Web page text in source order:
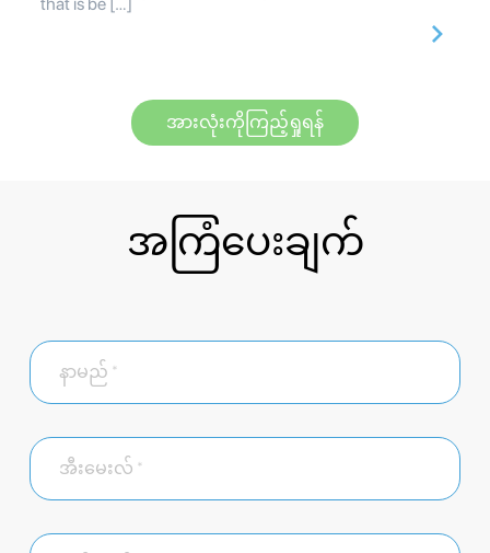
အားလုံးကိုကြည့်ရှုရန်
အကြံပေးချက်